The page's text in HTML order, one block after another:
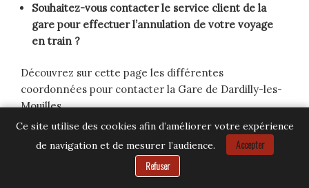
Souhaitez-vous contacter le service client de la
gare pour effectuer l’annulation de votre voyage
en train ?
Découvrez sur cette page les différentes
coordonnées pour contacter la Gare de Dardilly-les-
Mouilles.
La présentation de la
Ce site utilise des cookies afin d’améliorer votre expérience
de navigation et de mesurer l’audience.
Accepter
Refuser